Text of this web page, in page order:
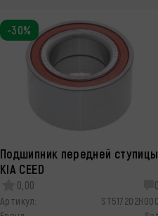
Подшипник передней ступицы
KIA CEED
0,00 0
Артикул:
ST517202H000
-30%